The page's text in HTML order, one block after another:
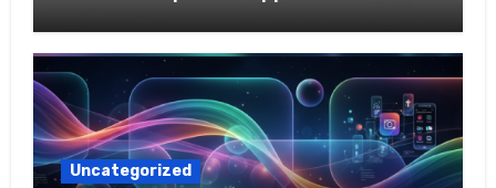
Uncategorized